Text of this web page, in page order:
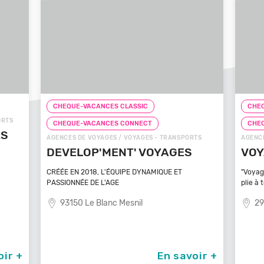
- TRANSPORTS
En savoir +
CHEQUE-VACANCES CLASSIC
CHEQUE-VACANCES CONNECT
AGENCES DE VOYAGES / VOYAGES - TRANSPORTS
VOYAGEZ VOS REVES
"Voyagez vos rêves - L'agence de voyage qui se
plie à tout
29100 Poullan Sur Mer
En savoir